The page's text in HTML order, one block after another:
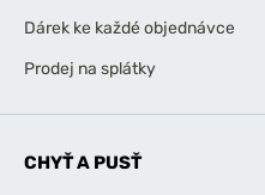
Dárek ke každé objednávce
Prodej na splátky
CHYŤ A PUSŤ